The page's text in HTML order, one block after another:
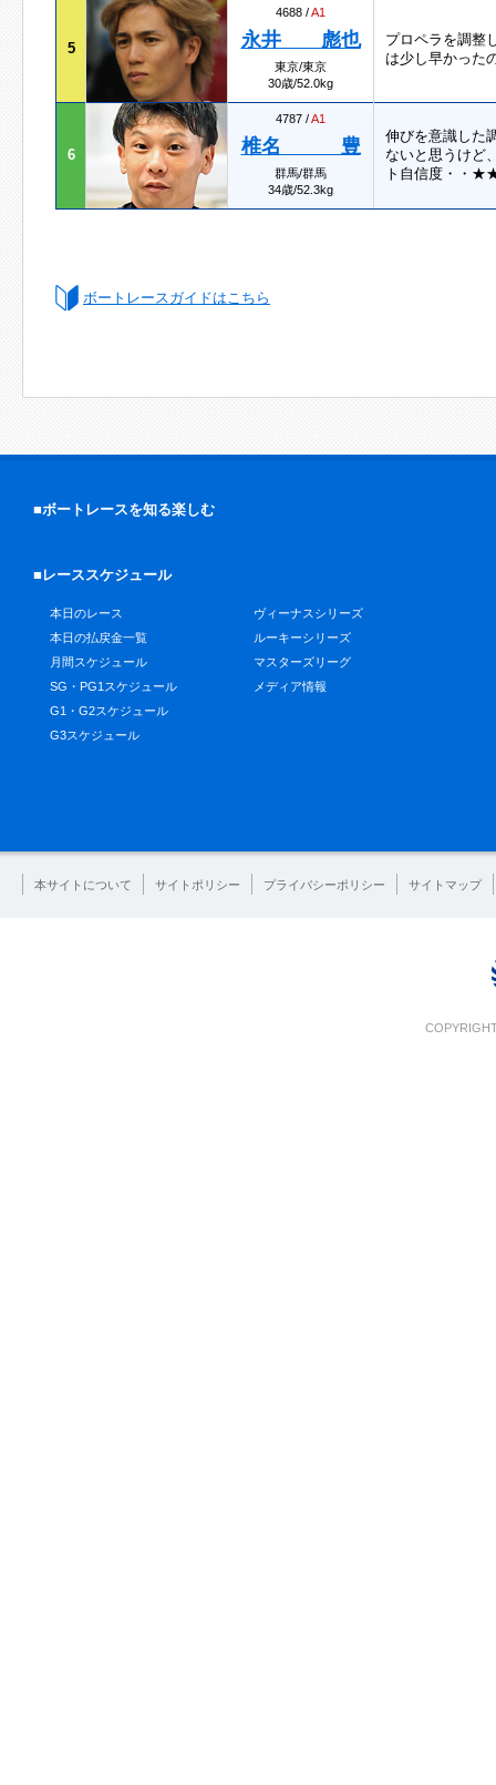
5
4688 /A1
永井 彪也
東京/東京
30歳/52.0kg
プロペラを調整
は少し早かった
6
4787 /A1
椎名 豊
群馬/群馬
34歳/52.3kg
伸びを意識した
ないと思うけど
ト自信度・・
ボートレースガイドはこちら
■ボートレースを知る楽しむ
■レーススケジュール
本日のレース
本日の払戻金一覧
月間スケジュール
SG・PG1スケジュール
G1・G2スケジュール
G3スケジュール
ヴィーナスシリーズ
ルーキーシリーズ
マスターズリーグ
メディア情報
本サイトについて サイトポリシー プライバシーポリシー サイトマップ